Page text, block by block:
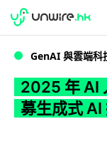
WWDC 2026
GenAI 與雲端科
2025 年 AI
募生成式 AI